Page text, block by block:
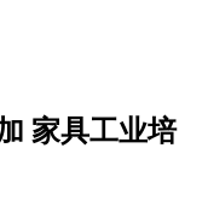
家具工业培